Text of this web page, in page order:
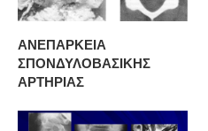
ΑΝΕΠΑΡΚΕΙΑ
ΣΠΟΝΔΥΛΟΒΑΣΙΚΗΣ
ΑΡΤΗΡΙΑΣ